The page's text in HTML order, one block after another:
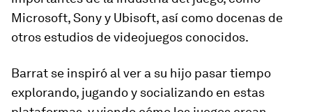
Microsoft, Sony y Ubisoft, así como docenas de
otros estudios de videojuegos conocidos.
Barrat se inspiró al ver a su hijo pasar tiempo
explorando, jugando y socializando en estas